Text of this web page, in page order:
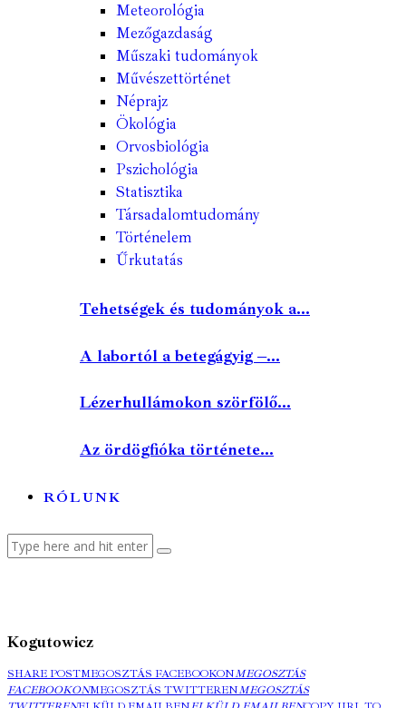
Meteorológia
Mezőgazdaság
Műszaki tudományok
Művészettörténet
Néprajz
Ökológia
Orvosbiológia
Pszichológia
Statisztika
Társadalomtudomány
Történelem
Űrkutatás
Tehetségek és tudományok a...
A labortól a betegágyig –...
Lézerhullámokon szörfölő...
Az ördögfióka története...
RÓLUNK
Kogutowicz
SHARE POSTMEGOSZTÁS FACEBOOKONMEGOSZTÁS
FACEBOOKONMEGOSZTÁS TWITTERENMEGOSZTÁS